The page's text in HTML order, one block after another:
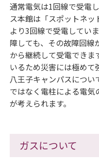
通常電気は1回線で受電
ス本館は「スポットネ
より3回線で受電してい
障しても、その故障回線
から継続して受電できま
いるため災害には極めて
八王子キャンパスについ
ではなく電柱による電気
が考えられます。
ガスについて